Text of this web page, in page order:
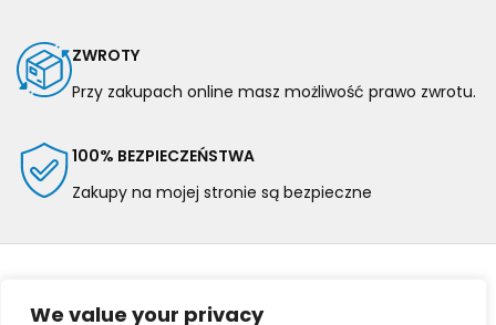
We value your privacy
ZWROTY
Przy zakupach online masz możliwość prawo zwrotu.
100% BEZPIECZEŃSTWA
Zakupy na mojej stronie są bezpieczne